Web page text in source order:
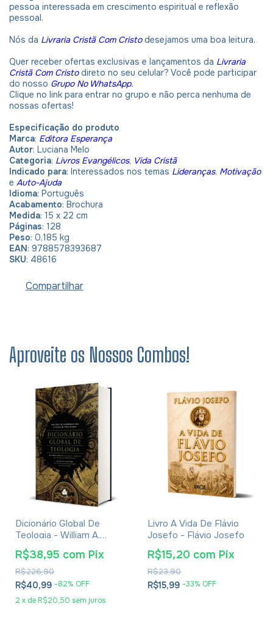
pessoa interessada em crescimento espiritual e reflexão
pessoal.
Nós da Livraria Cristã Com Cristodesejamos uma boa leitura.
Quer receber ofertas exclusivas e lançamentos da Livraria
Cristã Com Cristodireto no seu celular? Você pode participar
do nosso Grupo No WhatsApp.
Clique no link para entrar no grupo e não perca nenhuma de
nossas ofertas!
Especificação do produto
Marca: Editora Esperança
Autor: Luciana Melo
Categoria: Livros Evangélicos, Vida Cristã
Indicado para: Interessados nos temas Lideranças, Motivação
e Auto-Ajuda
Idioma: Português
Acabamento: Brochura
Medida: 15 x 22 cm
Páginas: 128
Peso: 0,185 kg
EAN: 9788578393687
SKU: 48616
Compartilhar
Aproveite os Nossos Combos!
Dicionário Global De
Teologia - William A.
Dyrness
R$40,99 -82% OFF
2 x de R$20,50 sem juros
R$226,90
R$38,95 com Pix
Livro A Vida De Flávio
Josefo - Flávio Josefo
R$15,99 -33% OFF
R$23,90
R$15,20 com Pix